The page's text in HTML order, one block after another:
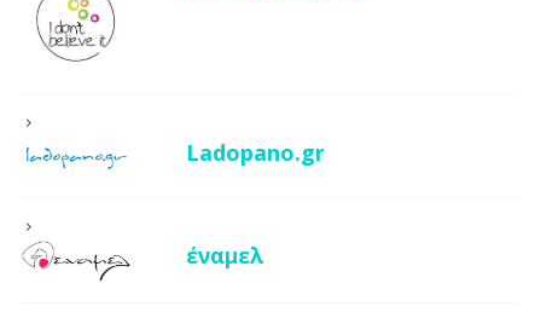
Ladopano.gr
έναμελ